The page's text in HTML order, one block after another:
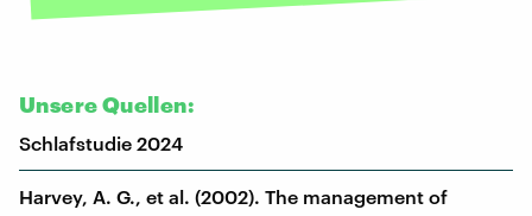
Unsere Quellen:
Schlafstudie 2024
Harvey, A. G., et al. (2002). The management of